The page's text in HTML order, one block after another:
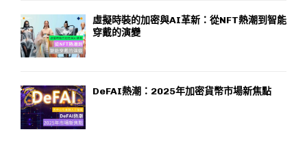
虛擬時裝的加密與AI革新：從NFT熱潮到智能
穿戴的演變
DeFAI熱潮：2025年加密貨幣市場新焦點